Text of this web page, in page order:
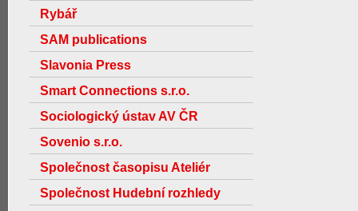
Rybář
SAM publications
Slavonia Press
Smart Connections s.r.o.
Sociologický ústav AV ČR
Sovenio s.r.o.
Společnost časopisu Ateliér
Společnost Hudební rozhledy